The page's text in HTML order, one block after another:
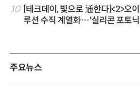
10
[테크데이, 빛으로 通한다]<2>오
루션 수직 계열화…'실리콘 포토
주요뉴스